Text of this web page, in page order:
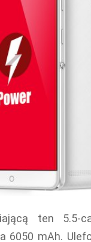
ten 5.5-
6050 mAh.